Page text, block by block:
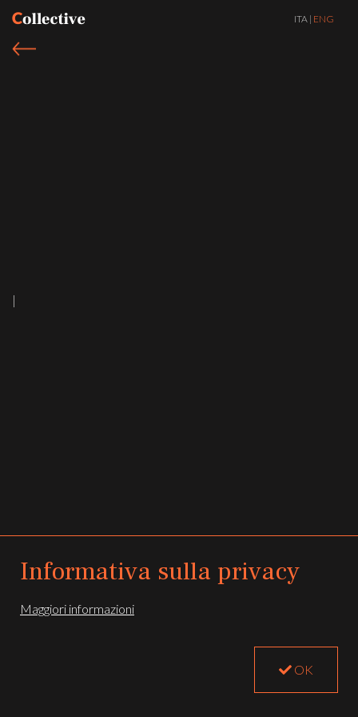
ITA | ENG
|
Registered office: Via Milite Ignoto 30, 16038 Santa Margherita Ligure, Italy
Informativa sulla privacy
Maggiori informazioni
OK